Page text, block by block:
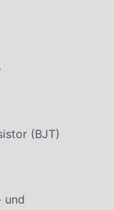
(BJT)
und